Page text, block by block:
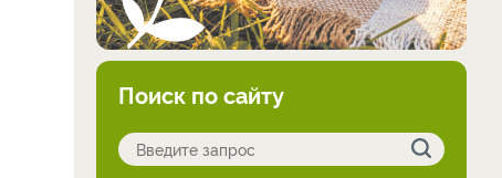
Поиск по сайту